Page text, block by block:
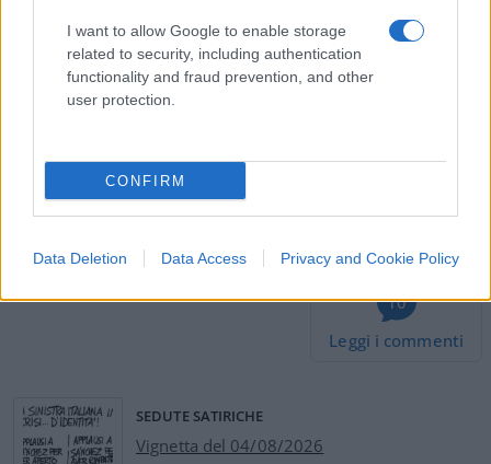
I want to allow Google to enable storage
related to security, including authentication
functionality and fraud prevention, and other
user protection.
CONFIRM
Data Deletion Data Access Privacy and Cookie Policy
dei maggiori del mondo», compensato da
un’aspettativa di vita alla nascita di 47,2 anni. Be’,
il resto leggetelo nel libro, val la pena.
Rino Cammilleri, 10 ottobre 2022
10
Leggi i commenti
SEDUTE SATIRICHE
Vignetta del 04/08/2026